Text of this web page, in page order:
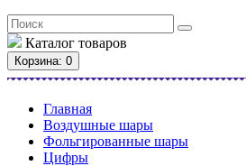
Каталог товаров
Корзина: 0
Главная
Воздушные шары
Фольгированные шары
Цифры